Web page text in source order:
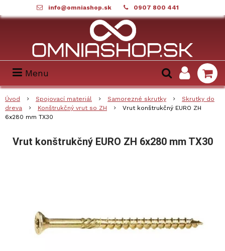
info@omniashop.sk 0907 800 441
Menu
Úvod Spojovací materiál Samorezné skrutky
Skrutky do
dreva
Konštrukčný vrut so ZH
Vrut konštrukčný EURO ZH
6x280 mm TX30
Vrut konštrukčný EURO ZH 6x280 mm TX30